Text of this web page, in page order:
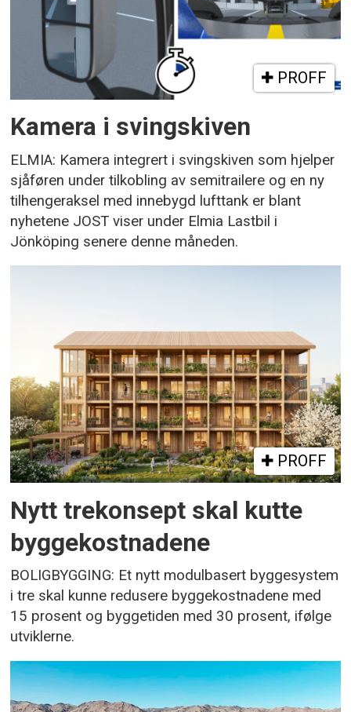
PROFF
Kamera i svingskiven
ELMIA: Kamera integrert i svingskiven som hjelper
sjåføren under tilkobling av semitrailere og en ny
tilhengeraksel med innebygd lufttank er blant
nyhetene JOST viser under Elmia Lastbil i
Jönköping senere denne måneden.
PROFF
Nytt trekonsept skal kutte
byggekostnadene
BOLIGBYGGING: Et nytt modulbasert byggesystem
i tre skal kunne redusere byggekostnadene med
15 prosent og byggetiden med 30 prosent, ifølge
utviklerne.